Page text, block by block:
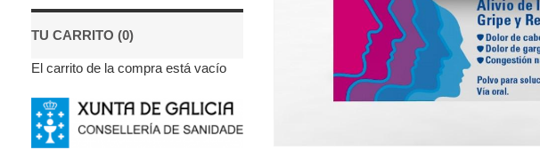
TU CARRITO (0)
El carrito de la compra está vacío